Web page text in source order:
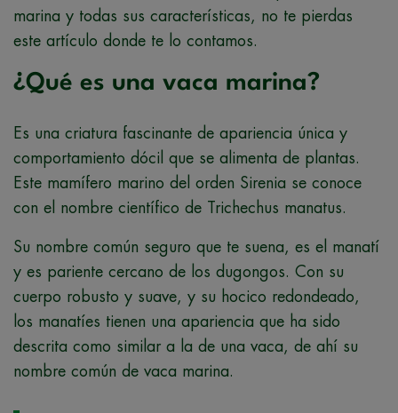
marina y todas sus características, no te pierdas
este artículo donde te lo contamos.
¿Qué es una vaca marina?
Es una criatura fascinante de apariencia única y
comportamiento dócil que se alimenta de plantas.
Este mamífero marino del orden Sirenia se conoce
con el nombre científico de Trichechus manatus.
Su nombre común seguro que te suena, es el manatí
y es pariente cercano de los dugongos. Con su
cuerpo robusto y suave, y su hocico redondeado,
los manatíes tienen una apariencia que ha sido
descrita como similar a la de una vaca, de ahí su
nombre común de vaca marina.